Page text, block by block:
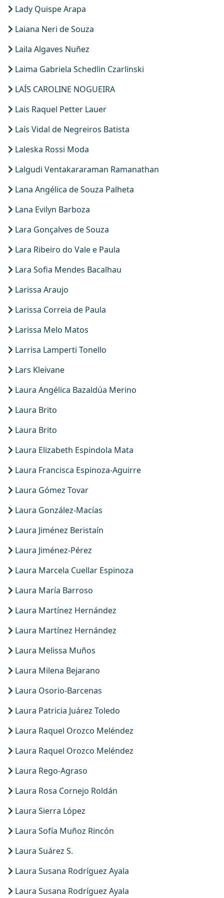
Lady Quispe Arapa
Laiana Neri de Souza
Laila Algaves Nuñez
Laima Gabriela Schedlin Czarlinski
LAÍS CAROLINE NOGUEIRA
Lais Raquel Petter Lauer
Laís Vidal de Negreiros Batista
Laleska Rossi Moda
Lalgudi Ventakararaman Ramanathan
Lana Angélica de Souza Palheta
Lana Evilyn Barboza
Lara Gonçalves de Souza
Lara Ribeiro do Vale e Paula
Lara Sofia Mendes Bacalhau
Larissa Araujo
Larissa Correia de Paula
Larissa Melo Matos
Larrisa Lamperti Tonello
Lars Kleivane
Laura Angélica Bazaldúa Merino
Laura Brito
Laura Brito
Laura Elizabeth Espindola Mata
Laura Francisca Espinoza-Aguirre
Laura Gómez Tovar
Laura González-Macías
Laura Jiménez Beristaín
Laura Jiménez-Pérez
Laura Marcela Cuellar Espinoza
Laura María Barroso
Laura Martínez Hernández
Laura Martínez Hernández
Laura Melissa Muños
Laura Milena Bejarano
Laura Osorio-Barcenas
Laura Patricia Juárez Toledo
Laura Raquel Orozco Meléndez
Laura Raquel Orozco Meléndez
Laura Rego-Agraso
Laura Rosa Cornejo Roldán
Laura Sierra López
Laura Sofía Muñoz Rincón
Laura Suárez S.
Laura Susana Rodríguez Ayala
Laura Susana Rodríguez Ayala
REVISTAS
SERVIÇOS
CHAMADAS ABERTAS
SUBMISSÃO